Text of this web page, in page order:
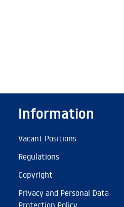
Information
Vacant Positions
Regulations
Copyright
Privacy and Personal Data
Protection Policy